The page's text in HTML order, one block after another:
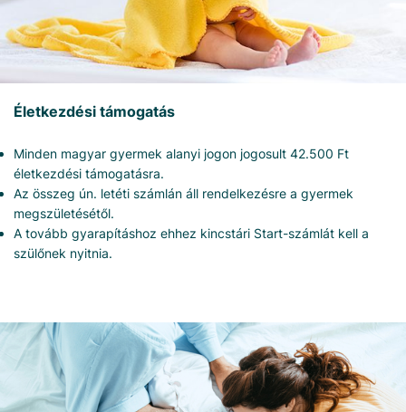
Életkezdési támogatás
Minden magyar gyermek alanyi jogon jogosult 42.500 Ft
életkezdési támogatásra.
Az összeg ún. letéti számlán áll rendelkezésre a gyermek
megszületésétől.
A tovább gyarapításhoz ehhez kincstári Start-számlát kell a
szülőnek nyitnia.